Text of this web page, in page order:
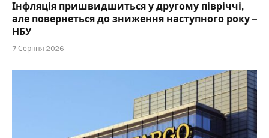
Інфляція пришвидшиться у другому півріччі,
але повернеться до зниження наступного року –
НБУ
7 Серпня 2026